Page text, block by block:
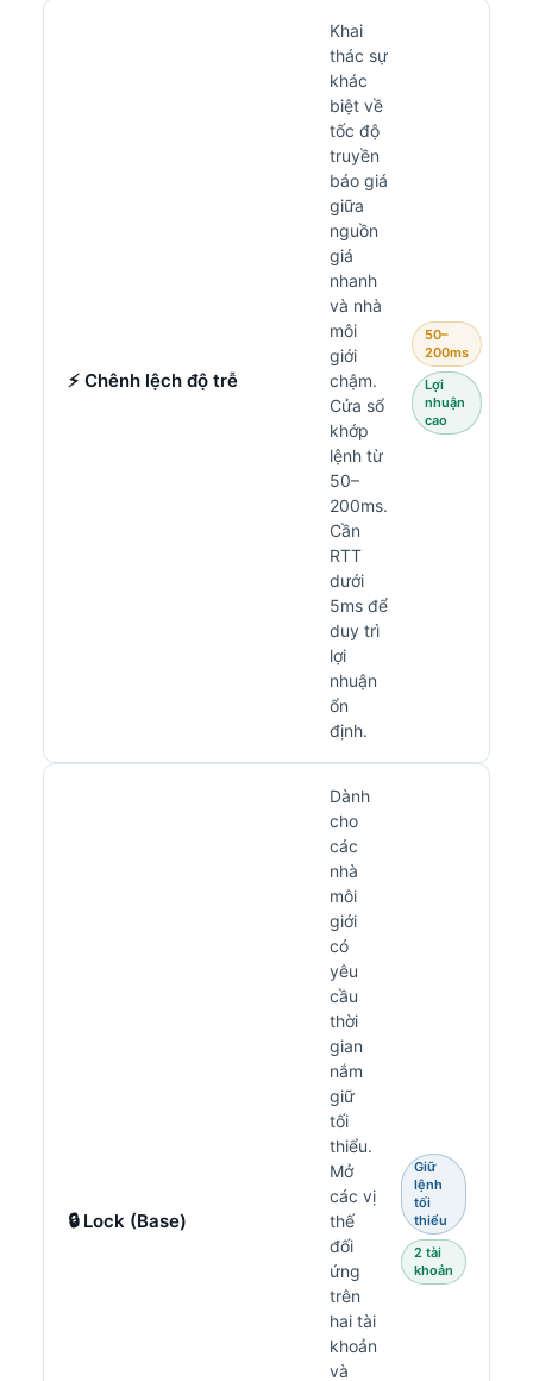
⚡ Chênh lệch độ trễ
Khai
thác sự
khác
biệt về
tốc độ
truyền
báo giá
giữa
nguồn
giá
nhanh
và nhà
môi
giới
chậm.
Cửa sổ
khớp
lệnh từ
50–
200ms.
Cần
RTT
dưới
5ms để
duy trì
lợi
nhuận
ổn
định.
50–
200ms
Lợi
nhuận
cao
🔒 Lock (Base)
Dành
cho
các
nhà
môi
giới
có
yêu
cầu
thời
gian
nắm
giữ
tối
thiểu.
Mở
các vị
thế
đối
ứng
trên
hai tài
khoản
và
Giữ
lệnh
tối
thiểu
2 tài
khoản